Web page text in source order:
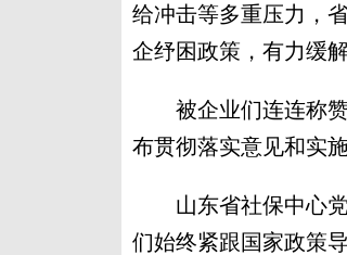
给冲击等多重压力，
企纾困政策，有力缓
被企业们连连称赞
布贯彻落实意见和实
山东省社保中心党
们始终紧跟国家政策